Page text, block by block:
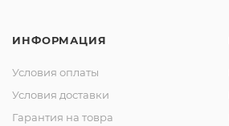
ИНФОРМАЦИЯ
Условия оплаты
Условия доставки
Гарантия на товра